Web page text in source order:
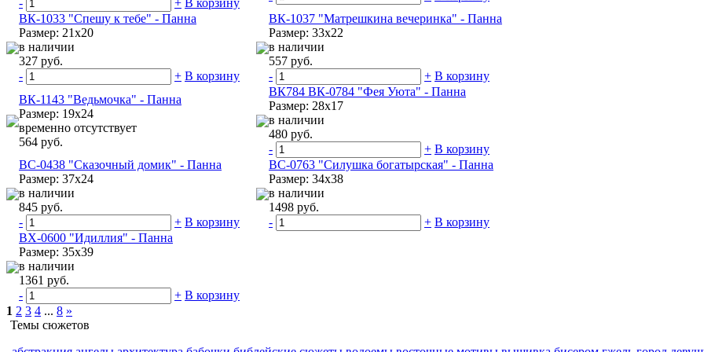
ВК-1033 "Спешу к тебе" - Панна
Размер: 21х20
в наличии
327 руб.
-
+ В корзину
ВК-1037 "Матрешкина вечеринка" - Панна
Размер: 33х22
в наличии
557 руб.
-
+ В корзину
ВК-1143 "Ведьмочка" - Панна
Размер: 19х24
временно отсутствует
564 руб.
ВК784 ВК-0784 "Фея Уюта" - Панна
Размер: 28х17
в наличии
480 руб.
-
+ В корзину
ВС-0438 "Сказочный домик" - Панна
Размер: 37х24
в наличии
845 руб.
-
+ В корзину
ВС-0763 "Силушка богатырская" - Панна
Размер: 34х38
в наличии
1498 руб.
-
+ В корзину
ВХ-0600 "Идиллия" - Панна
Размер: 35х39
в наличии
1361 руб.
-
+ В корзину
1 2 3 4 ... 8 »
Темы сюжетов